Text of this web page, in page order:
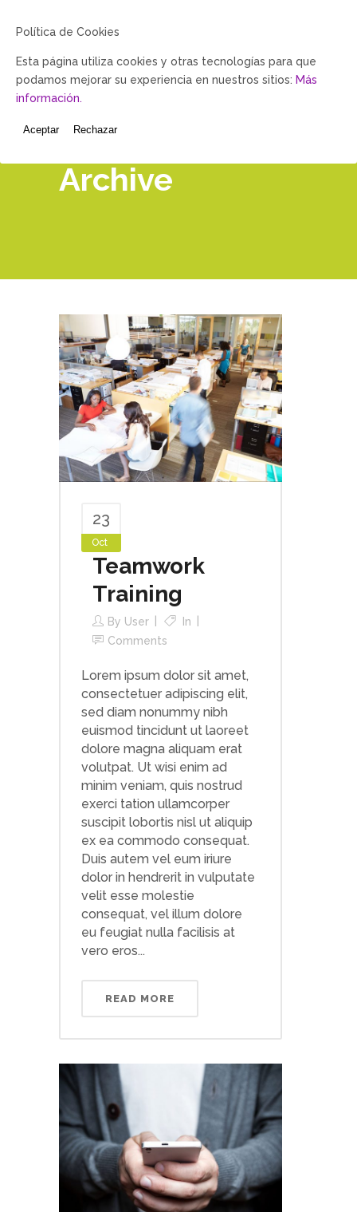
Archive
23
Oct
Teamwork
Training
By User
In
Comments
Lorem ipsum dolor sit amet,
consectetuer adipiscing elit,
sed diam nonummy nibh
euismod tincidunt ut laoreet
dolore magna aliquam erat
volutpat. Ut wisi enim ad
minim veniam, quis nostrud
exerci tation ullamcorper
suscipit lobortis nisl ut aliquip
ex ea commodo consequat.
Duis autem vel eum iriure
dolor in hendrerit in vulputate
velit esse molestie
consequat, vel illum dolore
eu feugiat nulla facilisis at
vero eros...
READ MORE
Política de Cookies
Esta página utiliza cookies y otras tecnologías para que
podamos mejorar su experiencia en nuestros sitios: Más
información.
Aceptar Rechazar